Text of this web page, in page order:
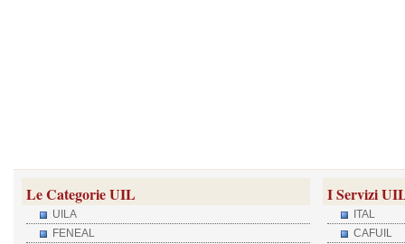
Le Categorie UIL
UILA
FENEAL
I Servizi
ITAL
CAFUIL